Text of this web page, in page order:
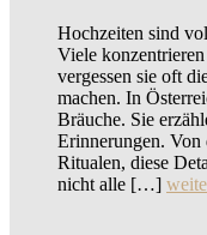
Hochzeiten sind
Viele
vergessen sie oft
machen. In
Bräuche. Sie
Erinnerungen. Von
Ritualen, diese
nicht alle […]